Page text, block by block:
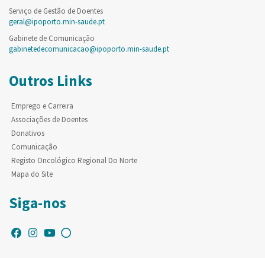
Serviço de Gestão de Doentes
geral@ipoporto.min-saude.pt
Gabinete de Comunicação
gabinetedecomunicacao@ipoporto.min-saude.pt
Outros Links
Emprego e Carreira
Associações de Doentes
Donativos
Comunicação
Registo Oncológico Regional Do Norte
Mapa do Site
Siga-nos